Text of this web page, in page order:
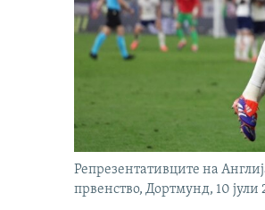
Репрезентативците на
првенство, Дортмунд, 10 јули